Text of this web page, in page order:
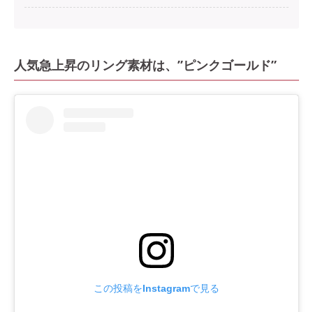
人気急上昇のリング素材は、”ピンクゴールド”
この投稿をInstagramで見る